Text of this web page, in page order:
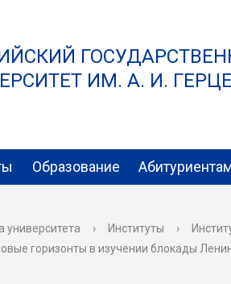
ИМ. А. И.
Образование
университета › Институты ›
горизонты в изучении блокады